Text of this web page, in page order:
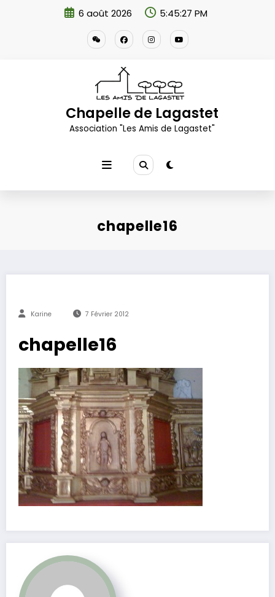
6 août 2026 5:45:28 PM
Chapelle de Lagastet
Association "Les Amis de Lagastet"
chapelle16
Karine 7 Février 2012
chapelle16